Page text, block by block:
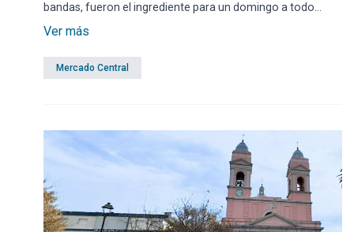
bandas, fueron el ingrediente para un domingo a todo
color bajo la organización del Municipio de Maldonado.
Ver más
Mercado Central